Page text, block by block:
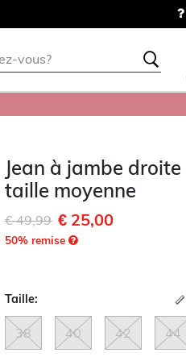
Jean à jambe
taille moyenne
Remise de
€ 49,99à€ 25,00
50% remise
Taille:
38 40 42 44